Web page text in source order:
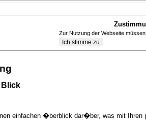
Zur Nutzung der Webseite
Blick
einfachen �berblick dar�ber, was mit